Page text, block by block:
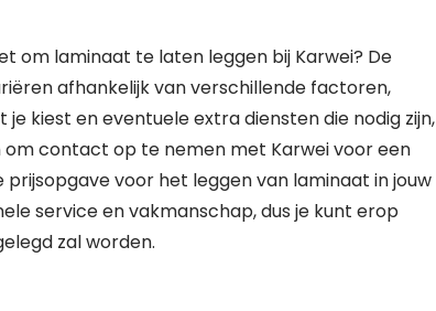
om laminaat te laten leggen bij Karwei? De
afhankelijk van verschillende factoren,
kiest en eventuele extra diensten die nodig zijn,
contact op te nemen met Karwei voor een
voor het leggen van laminaat in jouw
service en vakmanschap, dus je kunt erop
zal worden.